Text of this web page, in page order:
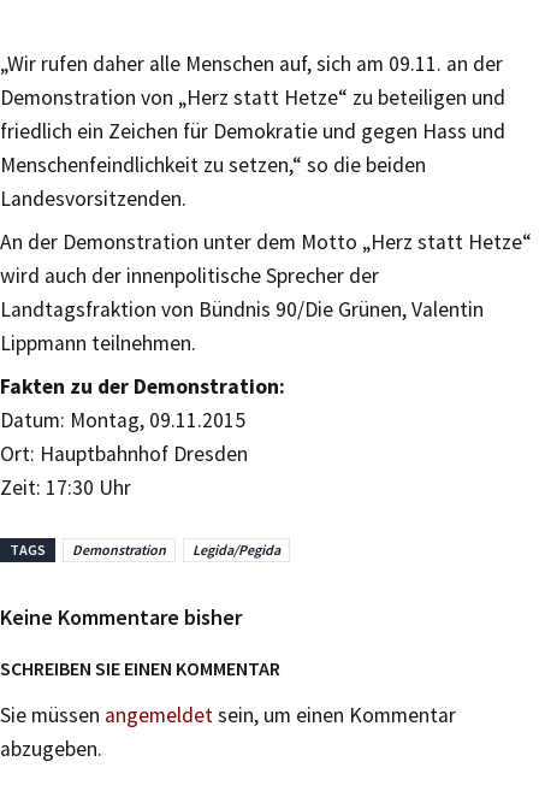
„Wir rufen daher alle Menschen auf, sich am 09.11. an der
Demonstration von „Herz statt Hetze“ zu beteiligen und
friedlich ein Zeichen für Demokratie und gegen Hass und
Menschenfeindlichkeit zu setzen,“ so die beiden
Landesvorsitzenden.
An der Demonstration unter dem Motto „Herz statt Hetze“
wird auch der innenpolitische Sprecher der
Landtagsfraktion von Bündnis 90/Die Grünen, Valentin
Lippmann teilnehmen.
Fakten zu der Demonstration:
Datum: Montag, 09.11.2015
Ort: Hauptbahnhof Dresden
Zeit: 17:30 Uhr
TAGS Demonstration Legida/Pegida
Keine Kommentare bisher
SCHREIBEN SIE EINEN KOMMENTAR
Sie müssen angemeldetsein, um einen Kommentar
abzugeben.